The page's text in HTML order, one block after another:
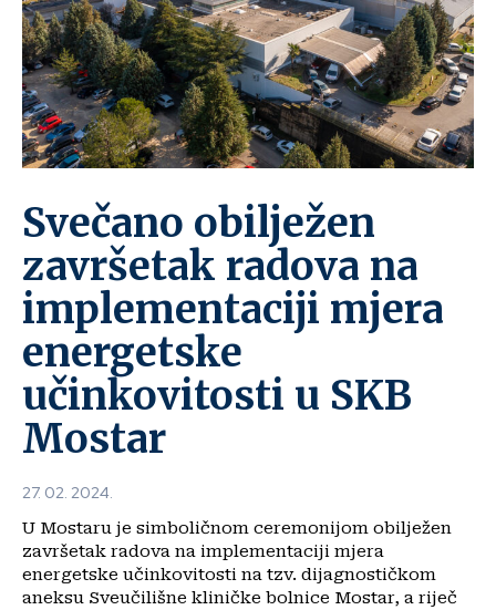
Svečano obilježen
završetak radova na
implementaciji mjera
energetske
učinkovitosti u SKB
Mostar
27. 02. 2024.
U Mostaru je simboličnom ceremonijom obilježen
završetak radova na implementaciji mjera
energetske učinkovitosti na tzv. dijagnostičkom
aneksu Sveučilišne kliničke bolnice Mostar, a riječ